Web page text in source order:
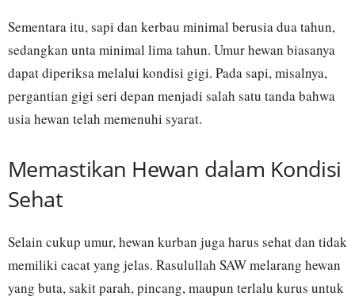
Sementara itu, sapi dan kerbau minimal berusia dua tahun,
sedangkan unta minimal lima tahun. Umur hewan biasanya
dapat diperiksa melalui kondisi gigi. Pada sapi, misalnya,
pergantian gigi seri depan menjadi salah satu tanda bahwa
usia hewan telah memenuhi syarat.
Memastikan Hewan dalam Kondisi
Sehat
Selain cukup umur, hewan kurban juga harus sehat dan tidak
memiliki cacat yang jelas. Rasulullah SAW melarang hewan
yang buta, sakit parah, pincang, maupun terlalu kurus untuk